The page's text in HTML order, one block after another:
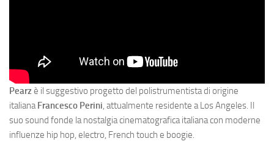
Pearzè il suggestivo progetto del polistrumentista di origine
italianaFrancesco Perini, attualmente residente a Los Angeles. Il
suo sound fonde la nostalgia cinematografica italiana con moderne
influenze hip hop, electro, French touch e boogie.